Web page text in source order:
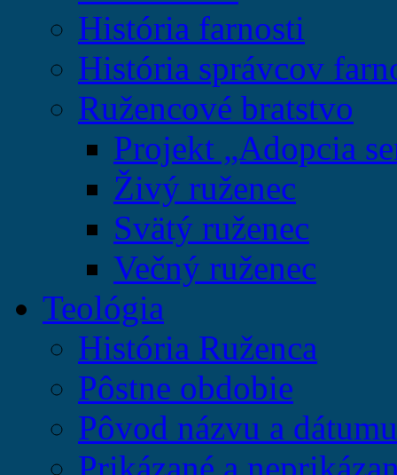
História farnosti
História správcov
Ružencové bratstvo
Projekt „Adopcia
Živý ruženec
Svätý ruženec
Večný ruženec
Teológia
História Ruženca
Pôstne obdobie
Pôvod názvu a